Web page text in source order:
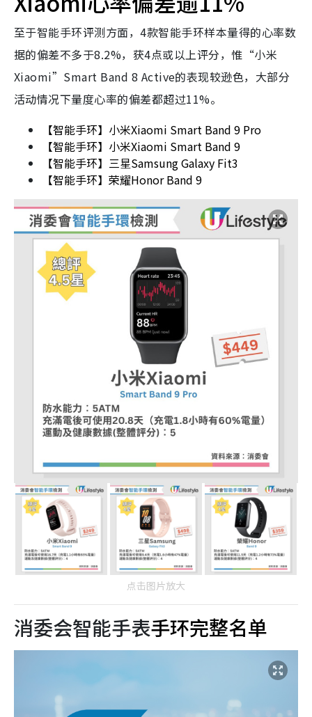
至于智能手环评测方面，4款智能手环样本量得的心率数
据的偏差不多于8.2%，获4点或以上评分，惟“小米
Xiaomi”Smart Band 8 Active的表现较逊色，大部分
活动情况下量度心率的偏差都超过11%。
【智能手环】小米Xiaomi Smart Band 9 Pro
【智能手环】小米Xiaomi Smart Band 9
【智能手环】三星Samsung Galaxy Fit3
【智能手环】荣耀Honor Band 9
点击图片放大
消委会智能手表手环完整名单